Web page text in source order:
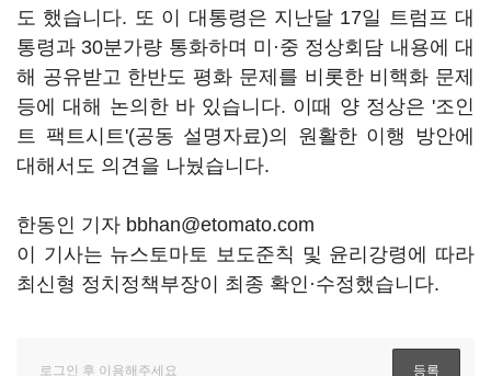
도 했습니다. 또 이 대통령은 지난달 17일 트럼프 대
통령과 30분가량 통화하며 미·중 정상회담 내용에 대
해 공유받고 한반도 평화 문제를 비롯한 비핵화 문제
등에 대해 논의한 바 있습니다. 이때 양 정상은 '조인
트 팩트시트'(공동 설명자료)의 원활한 이행 방안에
대해서도 의견을 나눴습니다.
한동인 기자 bbhan@etomato.com
이 기사는 뉴스토마토 보도준칙 및 윤리강령에 따라
최신형 정치정책부장이 최종 확인·수정했습니다.